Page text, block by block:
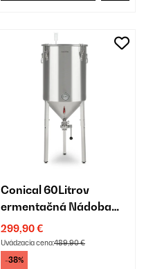
Conical 60Litrov
ermentačná Nádoba
Strieborná
299,90 €
Uvádzacia cena:489,90 €
-38%